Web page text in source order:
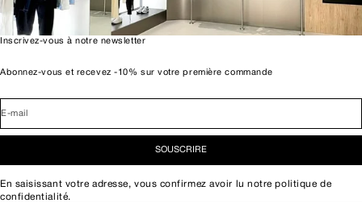
Inscrivez-vous à notre newsletter
Abonnez-vous et recevez -10% sur votre première commande
E-mail
SOUSCRIRE
En saisissant votre adresse, vous confirmez avoir lu notrepolitique de
confidentialité.